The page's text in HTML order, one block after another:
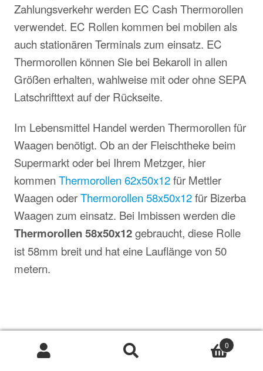
Zahlungsverkehr werden EC Cash Thermorollen
verwendet. EC Rollen kommen bei mobilen als
auch stationären Terminals zum einsatz. EC
Thermorollen können Sie bei Bekaroll in allen
Größen erhalten, wahlweise mit oder ohne SEPA
Latschrifttext auf der Rückseite.
Im Lebensmittel Handel werden Thermorollen für
Waagen benötigt. Ob an der Fleischtheke beim
Supermarkt oder bei Ihrem Metzger, hier
kommen Thermorollen 62x50x12für Mettler
Waagen oderThermorollen 58x50x12für Bizerba
Waagen zum einsatz. Bei Imbissen werden die
Thermorollen 58x50x12gebraucht, diese Rolle
ist 58mm breit und hat eine Lauflänge von 50
metern.
In unserem Shop
finden Sie0